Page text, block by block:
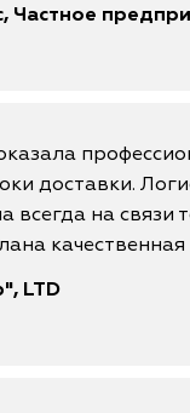
Частное
доставки.
всегда на связи
качественная
LTD